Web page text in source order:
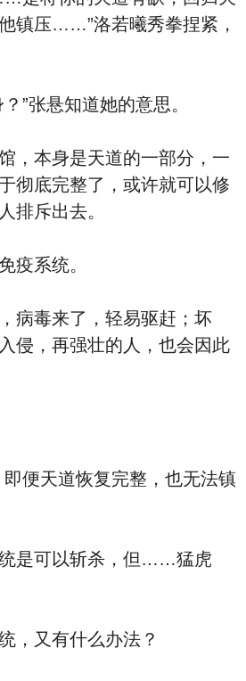
镇压……”洛若曦秀拳捏紧，
张悬知道她的意思。
本身是天道的一部分，一
彻底完整了，或许就可以修
排斥出去。
系统。
毒来了，轻易驱赶；坏
侵，再强壮的人，也会因此
便天道恢复完整，也无法镇
是可以斩杀，但……猛虎
又有什么办法？